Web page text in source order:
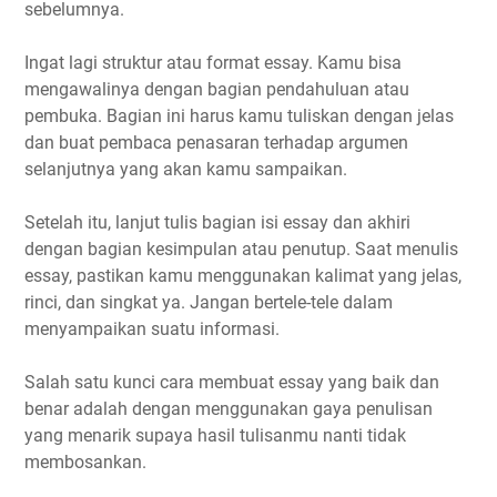
sebelumnya.
Ingat lagi struktur atau format essay. Kamu bisa
mengawalinya dengan bagian pendahuluan atau
pembuka. Bagian ini harus kamu tuliskan dengan jelas
dan buat pembaca penasaran terhadap argumen
selanjutnya yang akan kamu sampaikan.
Setelah itu, lanjut tulis bagian isi essay dan akhiri
dengan bagian kesimpulan atau penutup. Saat menulis
essay, pastikan kamu menggunakan kalimat yang jelas,
rinci, dan singkat ya. Jangan bertele-tele dalam
menyampaikan suatu informasi.
Salah satu kunci cara membuat essay yang baik dan
benar adalah dengan menggunakan gaya penulisan
yang menarik supaya hasil tulisanmu nanti tidak
membosankan.